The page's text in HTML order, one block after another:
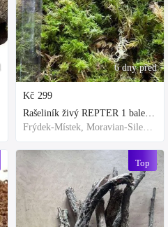
6 dny před
Kč 299
Rašeliník živý REPTER 1 balení - násada, TOP kvalita 30cm-30cm-8cm
Frýdek-Místek, Moravian-Silesian Region,Others
Top